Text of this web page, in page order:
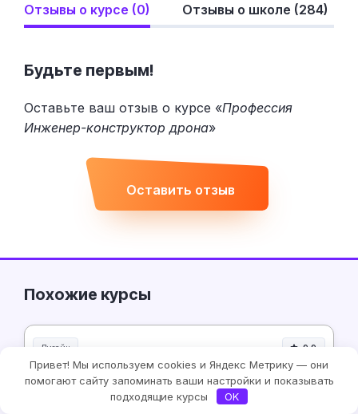
Отзывы о курсе (0) Отзывы о школе (284)
Будьте первым!
Оставьте ваш отзыв о курсе «Профессия
Инженер-конструктор дрона»
Оставить отзыв
Похожие курсы
Дизайн 9.9
Привет! Мы используем cookies и Яндекс Метрику — они
помогают сайту запоминать ваши настройки и показывать
подходящие курсы
OK